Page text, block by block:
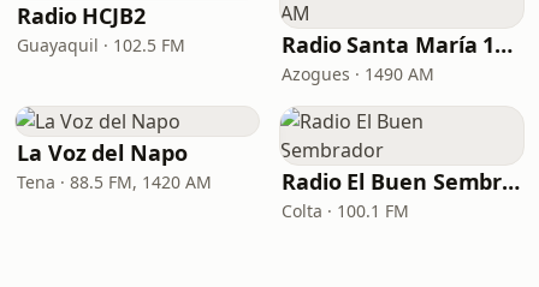
Radio HCJB2
Guayaquil · 102.5 FM Radio Santa María 1490 AM
Azogues · 1490 AM
La Voz del Napo
Tena · 88.5 FM, 1420 AM Radio El Buen Sembrador
Colta · 100.1 FM